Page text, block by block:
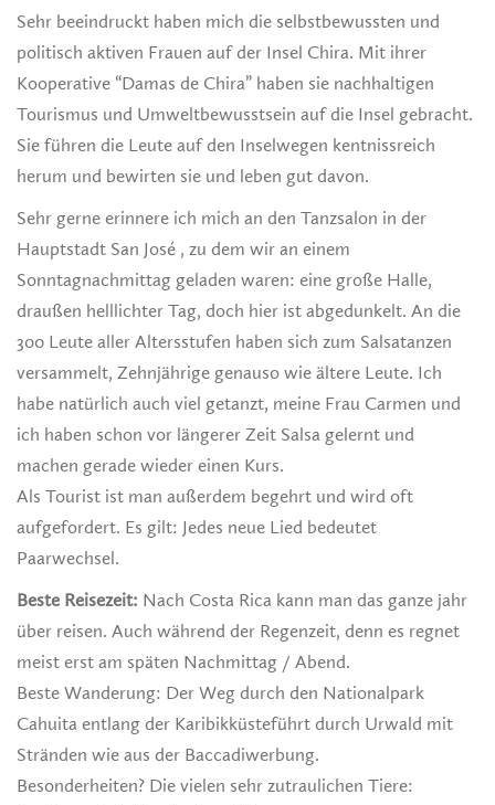
Sehr beeindruckt haben mich die selbstbewussten und
politisch aktiven Frauen auf der Insel Chira. Mit ihrer
Kooperative “Damas de Chira” haben sie nachhaltigen
Tourismus und Umweltbewusstsein auf die Insel gebracht.
Sie führen die Leute auf den Inselwegen kentnissreich
herum und bewirten sie und leben gut davon.
Sehr gerne erinnere ich mich an den Tanzsalon in der
Hauptstadt San José , zu dem wir an einem
Sonntagnachmittag geladen waren: eine große Halle,
draußen helllichter Tag, doch hier ist abgedunkelt. An die
300 Leute aller Altersstufen haben sich zum Salsatanzen
versammelt, Zehnjährige genauso wie ältere Leute. Ich
habe natürlich auch viel getanzt, meine Frau Carmen und
ich haben schon vor längerer Zeit Salsa gelernt und
machen gerade wieder einen Kurs.
Als Tourist ist man außerdem begehrt und wird oft
aufgefordert. Es gilt: Jedes neue Lied bedeutet
Paarwechsel.
Beste Reisezeit: Nach Costa Rica kann man das ganze jahr
über reisen. Auch während der Regenzeit, denn es regnet
meist erst am späten Nachmittag / Abend.
Beste Wanderung: Der Weg durch den Nationalpark
Cahuita entlang der Karibikküsteführt durch Urwald mit
Stränden wie aus der Baccadiwerbung.
Besonderheiten? Die vielen sehr zutraulichen Tiere: